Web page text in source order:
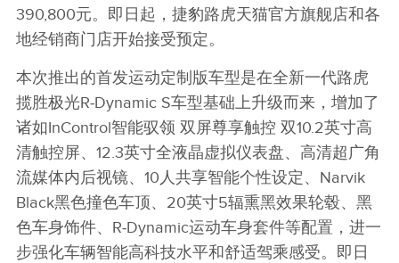
390,800元。即日起，捷豹路虎天猫官方旗舰店和各
地经销商门店开始接受预定。
本次推出的首发运动定制版车型是在全新一代路虎
揽胜极光R‑Dynamic S车型基础上升级而来，增加了
诸如InControl智能驭领 双屏尊享触控 双10.2英寸高
清触控屏、12.3英寸全液晶虚拟仪表盘、高清超广角
流媒体内后视镜、10人共享智能个性设定、Narvik
Black黑色撞色车顶、20英寸5辐熏黑效果轮毂、黑
色车身饰件、R‑Dynamic运动车身套件等配置，进一
步强化车辆智能高科技水平和舒适驾乘感受。即日